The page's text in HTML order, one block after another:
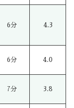
6分 4.3
6分 4.0
7分 3.8